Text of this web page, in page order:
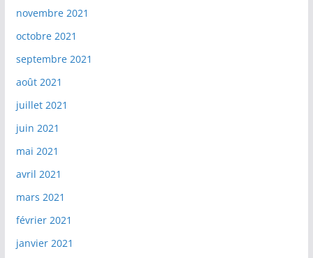
novembre 2021
octobre 2021
septembre 2021
août 2021
juillet 2021
juin 2021
mai 2021
avril 2021
mars 2021
février 2021
janvier 2021